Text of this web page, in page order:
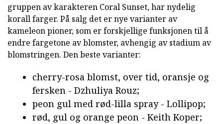
gruppen av karakteren Coral Sunset, har nydelig
korall farger. På salg det er nye varianter av
kameleon pioner, som er forskjellige funksjonen til å
endre fargetone av blomster, avhengig av stadium av
blomstringen. Den beste varianter:
cherry-rosa blomst, over tid, oransje og
fersken - Dzhuliya Rouz;
peon gul med rød-lilla spray - Lollipop;
rød, gul og orange peon - Keith Koper;